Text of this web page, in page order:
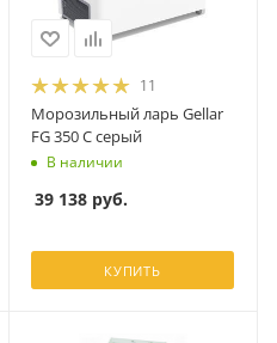
11
Морозильный ларь Gellar
FG 350 C серый
В наличии
39 138 руб.
КУПИТЬ